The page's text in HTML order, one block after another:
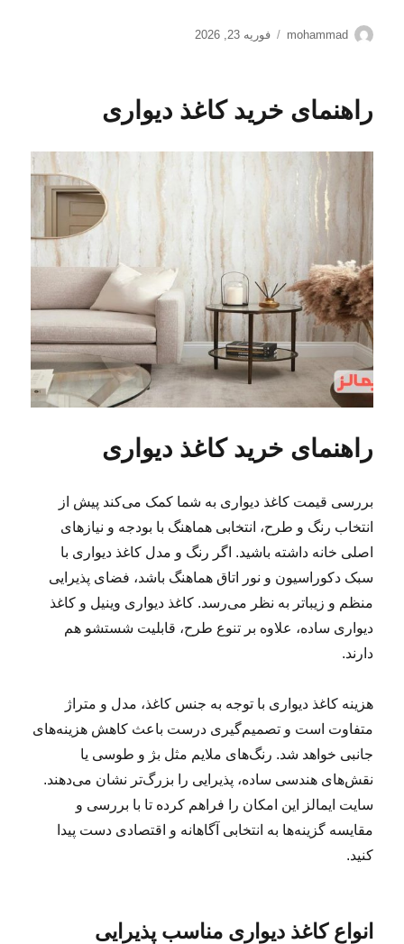
نویسنده
mohammad
ارسال
فوریه 23, 2026
راهنمای خرید کاغذ دیواری
راهنمای خرید کاغذ دیواری
بررسی قیمت کاغذ دیواری به شما کمک می‌کند پیش از
انتخاب رنگ و طرح، انتخابی هماهنگ با بودجه و نیازهای
اصلی خانه داشته باشید. اگر رنگ و مدل کاغذ دیواری با
سبک دکوراسیون و نور اتاق هماهنگ باشد، فضای پذیرایی
منظم و زیباتر به نظر می‌رسد. کاغذ دیواری وینیل و کاغذ
دیواری ساده، علاوه بر تنوع طرح، قابلیت شستشو هم
دارند.
هزینه کاغذ دیواری با توجه به جنس کاغذ، مدل و متراژ
متفاوت است و تصمیم‌گیری درست باعث کاهش هزینه‌های
جانبی خواهد شد. رنگ‌های ملایم مثل بژ و طوسی یا
نقش‌های هندسی ساده، پذیرایی را بزرگ‌تر نشان می‌دهند.
سایت ایمالز این امکان را فراهم کرده تا با بررسی و
مقایسه گزینه‌ها به انتخابی آگاهانه و اقتصادی دست پیدا
کنید.
انواع کاغذ دیواری مناسب پذیرایی